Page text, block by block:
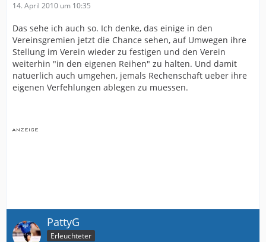
14. April 2010 um 10:35
Das sehe ich auch so. Ich denke, das einige in den
Vereinsgremien jetzt die Chance sehen, auf Umwegen ihre
Stellung im Verein wieder zu festigen und den Verein
weiterhin "in den eigenen Reihen" zu halten. Und damit
natuerlich auch umgehen, jemals Rechenschaft ueber ihre
eigenen Verfehlungen ablegen zu muessen.
PattyG
Erleuchteter